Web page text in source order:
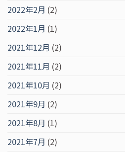
2022年2月 (2)
2022年1月 (1)
2021年12月 (2)
2021年11月 (2)
2021年10月 (2)
2021年9月 (2)
2021年8月 (1)
2021年7月 (2)